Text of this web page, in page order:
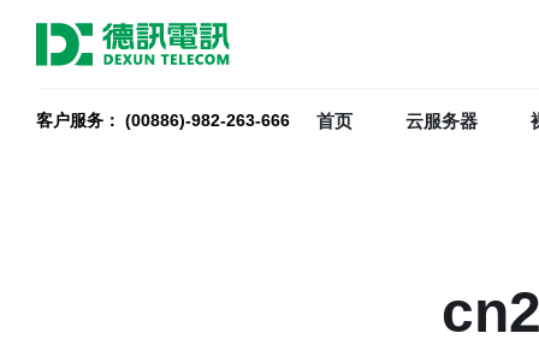
客户服务： (00886)-982-263-666 首页 云服务器